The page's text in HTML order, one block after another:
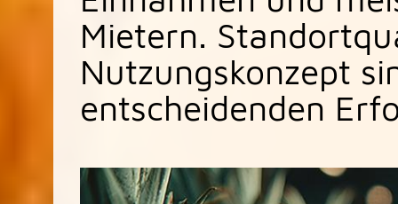
Mietern.
Nutzungskonzept
entscheidenden